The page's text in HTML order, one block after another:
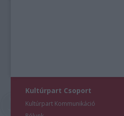
Kultúrpart Csoport
Kultúrpart Kommunikáció